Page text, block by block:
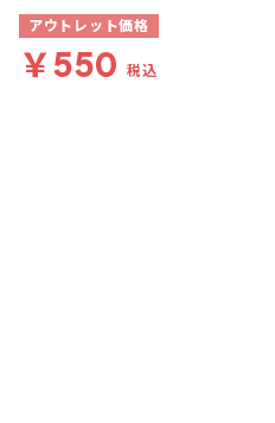
アウトレット価格
￥550 税込